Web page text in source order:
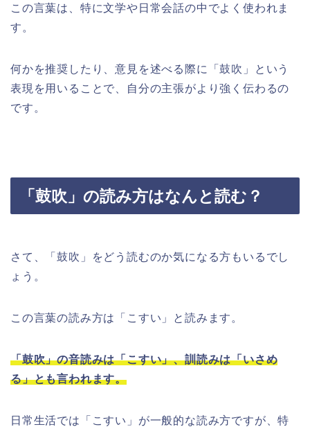
この言葉は、特に文学や日常会話の中でよく使われま
す。
何かを推奨したり、意見を述べる際に「鼓吹」という
表現を用いることで、自分の主張がより強く伝わるの
です。
「鼓吹」の読み方はなんと読む？
さて、「鼓吹」をどう読むのか気になる方もいるでし
ょう。
この言葉の読み方は「こすい」と読みます。
「鼓吹」の音読みは「こすい」、訓読みは「いさめ
る」とも言われます。
日常生活では「こすい」が一般的な読み方ですが、特